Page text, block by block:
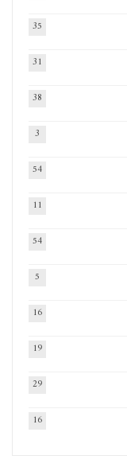
35
31
38
3
54
11
54
5
16
19
29
16